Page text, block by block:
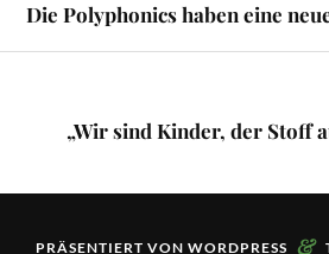
Die Polyphonics haben eine
„Wir sind Kinder, der Stoff
PRÄSENTIERT VON WORDPRESS &